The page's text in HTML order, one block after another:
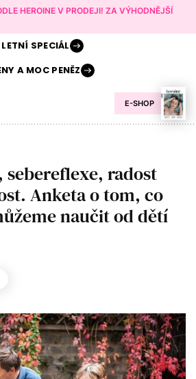
HEROINE V PRODEJI! ZA VÝHODNĚJŠÍ
E-SHOP
LETNÍ SPECIÁL
AMOC PENĚZ
sebereflexe, radost
Anketa o tom, co
naučit od dětí